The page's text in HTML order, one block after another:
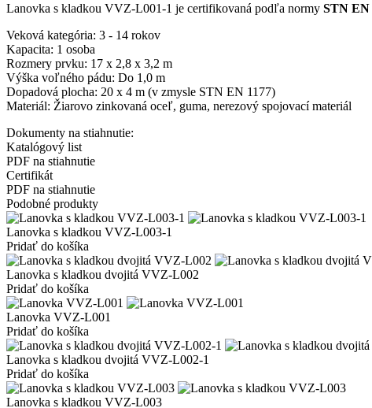
Lanovka s kladkou VVZ-L001-1 je certifikovaná podľa normy STN EN
Veková kategória: 3 - 14 rokov
Kapacita: 1 osoba
Rozmery prvku: 17 x 2,8 x 3,2 m
Výška voľného pádu: Do 1,0 m
Dopadová plocha: 20 x 4 m (v zmysle STN EN 1177)
Materiál: Žiarovo zinkovaná oceľ, guma, nerezový spojovací materiál
Dokumenty na stiahnutie:
Katalógový list
PDF na stiahnutie
Certifikát
PDF na stiahnutie
Podobné produkty
Lanovka s kladkou VVZ-L003-1
Pridať do košíka
Lanovka s kladkou dvojitá VVZ-L002
Pridať do košíka
Lanovka VVZ-L001
Pridať do košíka
Lanovka s kladkou dvojitá VVZ-L002-1
Pridať do košíka
Lanovka s kladkou VVZ-L003